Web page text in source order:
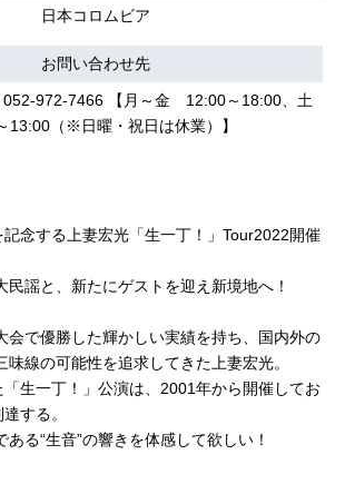
日本コロムビア
お問い合わせ先
972-7466 【月～金 12:00～18:00、土
13:00（※日曜・祝日は休業）】
念する上妻宏光「生一丁！」Tour2022開催
民謡と、新たにゲストを迎え新境地へ！
会で優勝した輝かしい実績を持ち、国内外の
味線の可能性を追求してきた上妻宏光。
「生一丁！」公演は、2001年から開催してお
する。
る“生音”の響きを体感して欲しい！